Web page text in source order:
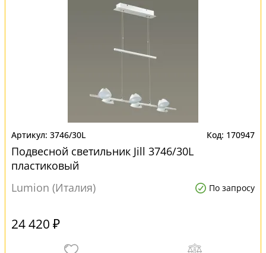
3746/30L 170947
Подвесной светильник Jill 3746/30L
пластиковый
Lumion (Италия)
По запросу
24 420 ₽